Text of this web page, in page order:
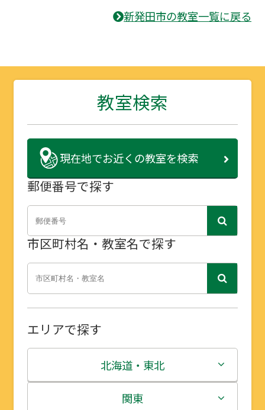
新発田市の教室一覧に戻る
教室検索
現在地でお近くの教室を検索
郵便番号で探す
市区町村名・教室名で探す
エリアで探す
北海道・東北
北海道
関東